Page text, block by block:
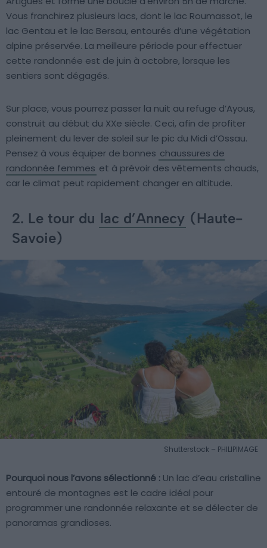
Vous franchirez plusieurs lacs, dont le lac Roumassot, le
lac Gentau et le lac Bersau, entourés d’une végétation
alpine préservée. La meilleure période pour effectuer
cette randonnée est de juin à octobre, lorsque les
sentiers sont dégagés.
Sur place, vous pourrez passer la nuit au refuge d’Ayous,
construit au début du XXe siècle. Ceci, afin de profiter
pleinement du lever de soleil sur le pic du Midi d’Ossau.
Pensez à vous équiper de bonnes chaussures de
randonnée femmes et à prévoir des vêtements chauds,
car le climat peut rapidement changer en altitude.
2. Le tour du lac d’Annecy (Haute-
Savoie)
Shutterstock – PHILIPIMAGE
Pourquoi nous l’avons sélectionné : Un lac d’eau cristalline
entouré de montagnes est le cadre idéal pour
programmer une randonnée relaxante et se délecter de
panoramas grandioses.